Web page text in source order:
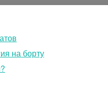
на борту